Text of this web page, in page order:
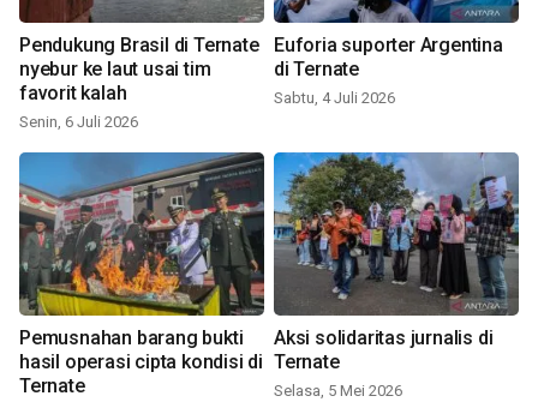
Pendukung Brasil di Ternate
nyebur ke laut usai tim
favorit kalah
Senin, 6 Juli 2026
Euforia suporter Argentina
di Ternate
Sabtu, 4 Juli 2026
Pemusnahan barang bukti
hasil operasi cipta kondisi di
Ternate
Aksi solidaritas jurnalis di
Ternate
Selasa, 5 Mei 2026